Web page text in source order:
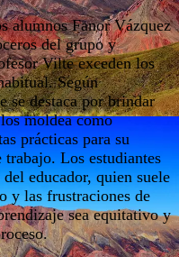
alumnos Fanor Vázquez
del grupo y
Vilte exceden los
Según
se destaca por brindar
moldea como
prácticas para su
Los estudiantes
educador, quien suele
y las frustraciones de
sea equitativo y